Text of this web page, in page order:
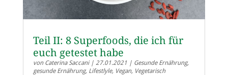
Teil II: 8 Superfoods, die ich für
euch getestet habe
von Caterina Saccani| 27.01.2021 | Gesunde Ernährung,
gesunde Ernährung, Lifestlyle, Vegan, Vegetarisch